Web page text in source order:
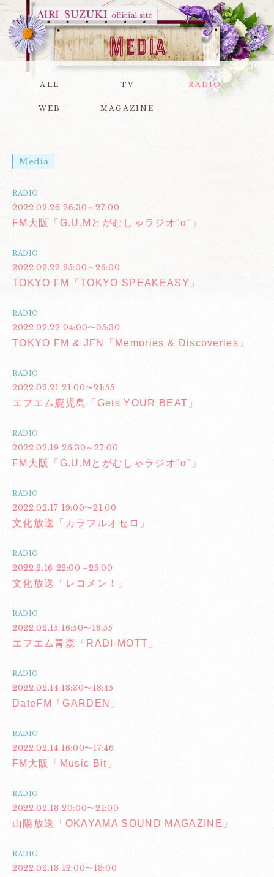
ALL TV RADIO
WEB MAGAZINE
Media
RADIO
2022.02.26 26:30～27:00
FM大阪「G.U.Mとがむしゃラジオ"α"」
RADIO
2022.02.22 25:00～26:00
TOKYO FM「TOKYO SPEAKEASY」
RADIO
2022.02.22 04:00〜05:30
TOKYO FM & JFN「Memories & Discoveries」
RADIO
2022.02.21 21:00〜21:55
エフエム鹿児島「Gets YOUR BEAT」
RADIO
2022.02.19 26:30～27:00
FM大阪「G.U.Mとがむしゃラジオ"α"」
RADIO
2022.02.17 19:00〜21:00
文化放送「カラフルオセロ」
RADIO
2022.2.16 22:00～25:00
文化放送「レコメン！」
RADIO
2022.02.15 16:50〜18:55
エフエム青森「RADI-MOTT」
RADIO
2022.02.14 18:30〜18:45
DateFM「GARDEN」
RADIO
2022.02.14 16:00〜17:46
FM大阪「Music Bit」
RADIO
2022.02.13 20:00〜21:00
山陽放送「OKAYAMA SOUND MAGAZINE」
RADIO
2022.02.13 12:00〜13:00